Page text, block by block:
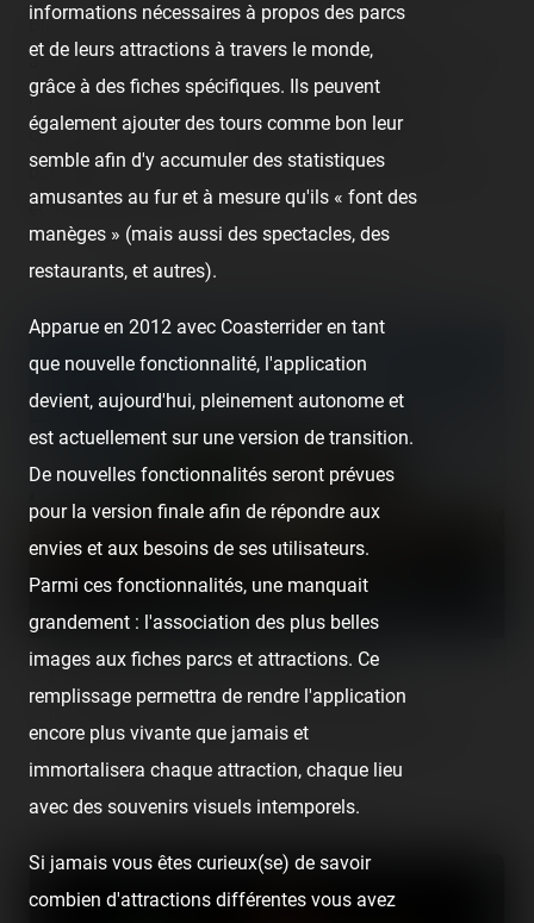
Bien que j'aie pu profiter convenablement des
attractions-cibles que je souhaitais, je regrette un peu de
ne pas avoir pris plus de temps pour profiter de ce
chouette Luna Park, fin de programme à respecter
oblige… Mais ce sera un réel plaisir de pouvoir y revenir
et de flâner un peu plus !
Retrouvez la visite précédant celle-ci :
Luna Park Cannes — 1er août 2020
au programme initial du road-trip. Ensuite, il était prévu de le…
Retrouvez la visite suivante :
informations nécessaires à propos des parcs
et de leurs attractions à travers le monde,
grâce à des fiches spécifiques. Ils peuvent
également ajouter des tours comme bon leur
semble afin d'y accumuler des statistiques
amusantes au fur et à mesure qu'ils « font des
manèges » (mais aussi des spectacles, des
restaurants, et autres).
Apparue en 2012 avec Coasterrider en tant
que nouvelle fonctionnalité, l'application
devient, aujourd'hui, pleinement autonome et
est actuellement sur une version de transition.
De nouvelles fonctionnalités seront prévues
pour la version finale afin de répondre aux
envies et aux besoins de ses utilisateurs.
Parmi ces fonctionnalités, une manquait
grandement : l'association des plus belles
images aux fiches parcs et attractions. Ce
remplissage permettra de rendre l'application
encore plus vivante que jamais et
immortalisera chaque attraction, chaque lieu
avec des souvenirs visuels intemporels.
Si jamais vous êtes curieux(se) de savoir
combien d'attractions différentes vous avez